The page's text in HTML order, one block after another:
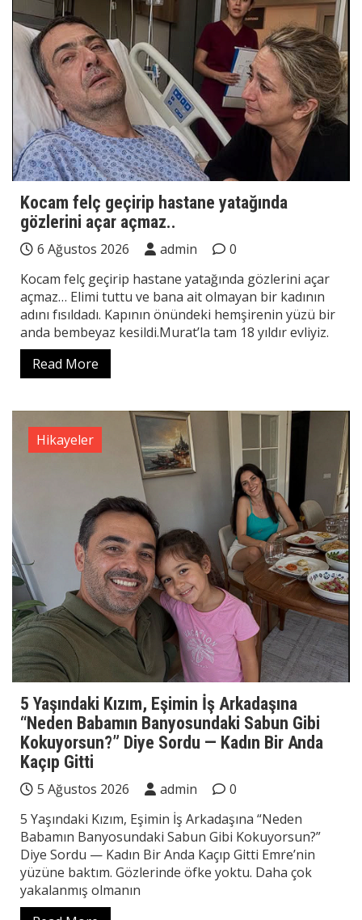
Kocam felç geçirip hastane yatağında
gözlerini açar açmaz..
6 Ağustos 2026 admin
0
Kocam felç geçirip hastane yatağında gözlerini açar
açmaz… Elimi tuttu ve bana ait olmayan bir kadının
adını fısıldadı. Kapının önündeki hemşirenin yüzü bir
anda bembeyaz kesildi.Murat’la tam 18 yıldır evliyiz.
Read More
Hikayeler
5 Yaşındaki Kızım, Eşimin İş Arkadaşına
“Neden Babamın Banyosundaki Sabun Gibi
Kokuyorsun?” Diye Sordu — Kadın Bir Anda
Kaçıp Gitti
5 Ağustos 2026 admin
0
5 Yaşındaki Kızım, Eşimin İş Arkadaşına “Neden
Babamın Banyosundaki Sabun Gibi Kokuyorsun?”
Diye Sordu — Kadın Bir Anda Kaçıp Gitti Emre’nin
yüzüne baktım. Gözlerinde öfke yoktu. Daha çok
yakalanmış olmanın